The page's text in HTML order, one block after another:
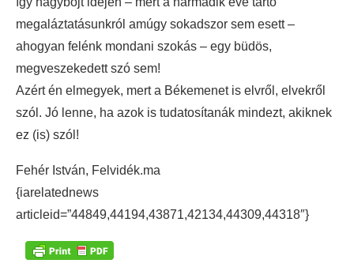
megaláztatásunkról amúgy sokadszor sem esett –
ahogyan felénk mondani szokás – egy büdös,
megveszekedett szó sem!
Azért én elmegyek, mert a Békemenet is elvről, elvekről
szól. Jó lenne, ha azok is tudatosítanák mindezt, akiknek
ez (is) szól!
Fehér István, Felvidék.ma
{iarelatednews
articleid=”44849,44194,43871,42134,44309,44318″}